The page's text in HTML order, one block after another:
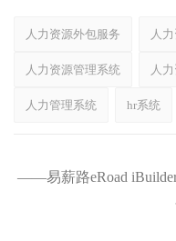
人力资源外包服务 人
人力资源管理系统 人
人力管理系统 hr系统
——易薪路eRoad